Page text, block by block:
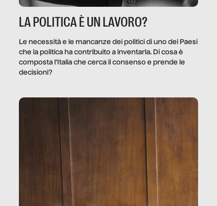
LA POLITICA È UN LAVORO?
Le necessità e le mancanze dei politici di uno dei Paesi
che la politica ha contribuito a inventarla. Di cosa è
composta l’Italia che cerca il consenso e prende le
decisioni?